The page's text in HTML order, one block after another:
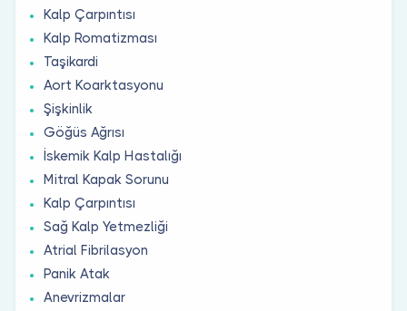
Kalp Çarpıntısı
Kalp Romatizması
Taşikardi
Aort Koarktasyonu
Şişkinlik
Göğüs Ağrısı
İskemik Kalp Hastalığı
Mitral Kapak Sorunu
Kalp Çarpıntısı
Sağ Kalp Yetmezliği
Atrial Fibrilasyon
Panik Atak
Anevrizmalar